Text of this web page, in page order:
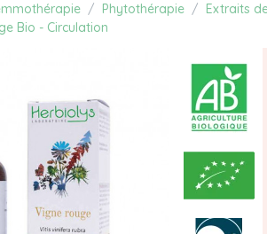
Phytothérapie Extraits
Bio - Circulation